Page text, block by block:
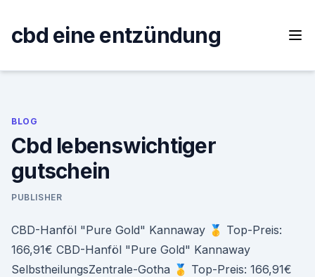
content
cbd eine entzündung
BLOG
Cbd lebenswichtiger
gutschein
PUBLISHER
CBD-Hanföl "Pure Gold" Kannaway 🥇 Top-Preis:
166,91€ CBD-Hanföl "Pure Gold" Kannaway
SelbstheilungsZentrale-Gotha 🥇 Top-Preis: 166,91€